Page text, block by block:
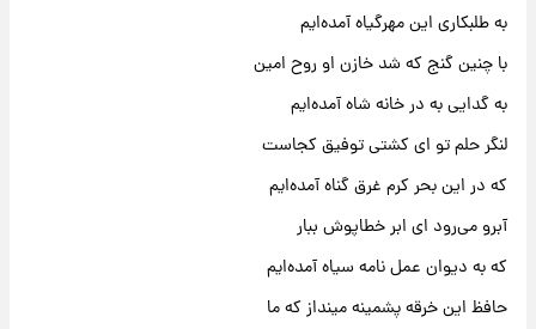
به طلبکاری این مهرگیاه آمده‌ایم
با چنین گنج که شد خازن او روح امین
به گدایی به در خانه شاه آمده‌ایم
لنگر حلم تو ای کشتی توفیق کجاست
که در این بحر کرم غرق گناه آمده‌ایم
آبرو می‌رود ای ابر خطاپوش ببار
که به دیوان عمل نامه سیاه آمده‌ایم
حافظ این خرقه پشمینه مینداز که ما